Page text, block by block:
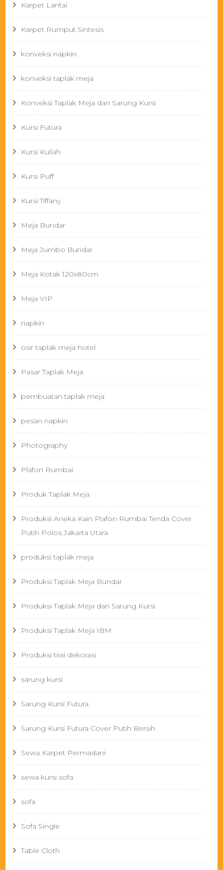
Karpet Lantai
Karpet Rumput Sintesis
konveksi napkin
konveksi taplak meja
Konveksi Taplak Meja dan Sarung Kursi
Kursi Futura
Kursi Kuliah
Kursi Puff
Kursi Tiffany
Meja Bundar
Meja Jumbo Bundar
Meja Kotak 120x80cm
Meja VIP
napkin
osir taplak meja hotel
Pasar Taplak Meja
pembuatan taplak meja
pesan napkin
Photography
Plafon Rumbai
Produk Taplak Meja
Produksi Aneka Kain Plafon Rumbai Tenda Cover
Putih Polos Jakarta Utara
produksi taplak meja
Produksi Taplak Meja Bundar
Produksi Taplak Meja dan Sarung Kursi
Produksi Taplak Meja IBM
Produksi tirai dekorasi
sarung kursi
Sarung Kursi Futura
Sarung Kursi Futura Cover Putih Bersih
Sewa Karpet Permadani
sewa kursi sofa
sofa
Sofa Single
Table Cloth